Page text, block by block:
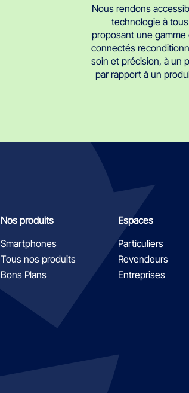
Nous rendons
technologie à
proposant une gamme
connectés
soin et précision, à un
par rapport à un
Nos produits
Smartphones
Tous nos produits
Bons Plans
Espaces
Particuliers
Revendeurs
Entreprises